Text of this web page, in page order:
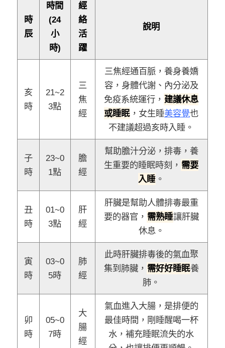
時
辰
時間
(24
小
時)
經
絡
活
躍
說明
亥
時
21~2
3點
三
焦
經
三焦經通百脈，養身養嬌
容，身體代謝、內分泌及
免疫系統運行， 建議休息
或睡眠 ，女生睡美容覺也
不建議超過亥時入睡。
子
時
23~0
1點
膽
經
幫助膽汁分泌，排毒，養
生重要的睡眠時刻， 需要
入睡 。
丑
時
01~0
3點
肝
經
肝臟是幫助人體排毒最重
要的器官， 需熟睡讓肝臟
休息。
寅
時
03~0
5時
肺
經
此時肝臟排毒後的氣血聚
集到肺臟， 需好好睡眠養
肺。
卯
時
05~0
7時
大
腸
經
氣血進入大腸，是排便的
最佳時間，剛睡醒喝一杯
水，補充睡眠流失的水